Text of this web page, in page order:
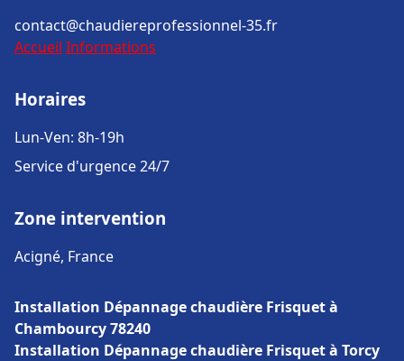
contact@chaudiereprofessionnel-35.fr
Accueil Informations
Horaires
Lun-Ven: 8h-19h
Service d'urgence 24/7
Zone intervention
Acigné, France
Installation Dépannage chaudière Frisquet à
Chambourcy 78240
Installation Dépannage chaudière Frisquet à Torcy